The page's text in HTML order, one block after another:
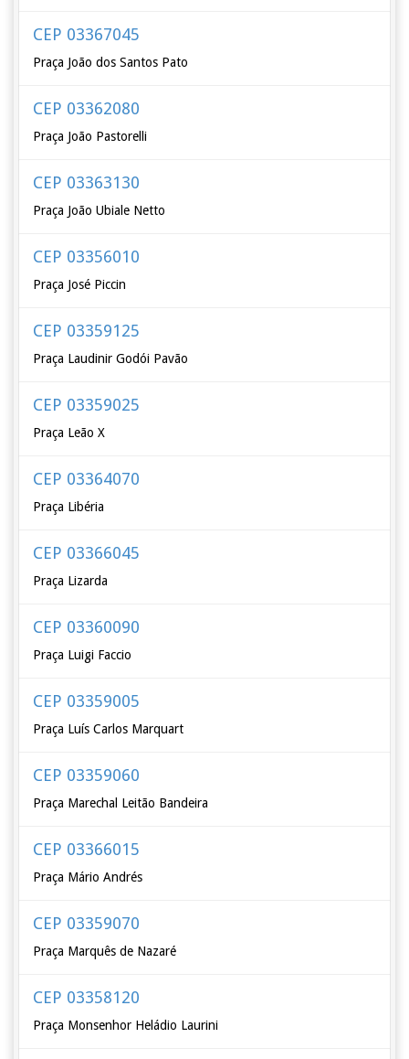
CEP 03367045
Praça João dos Santos Pato
CEP 03362080
Praça João Pastorelli
CEP 03363130
Praça João Ubiale Netto
CEP 03356010
Praça José Piccin
CEP 03359125
Praça Laudinir Godói Pavão
CEP 03359025
Praça Leão X
CEP 03364070
Praça Libéria
CEP 03366045
Praça Lizarda
CEP 03360090
Praça Luigi Faccio
CEP 03359005
Praça Luís Carlos Marquart
CEP 03359060
Praça Marechal Leitão Bandeira
CEP 03366015
Praça Mário Andrés
CEP 03359070
Praça Marquês de Nazaré
CEP 03358120
Praça Monsenhor Heládio Laurini